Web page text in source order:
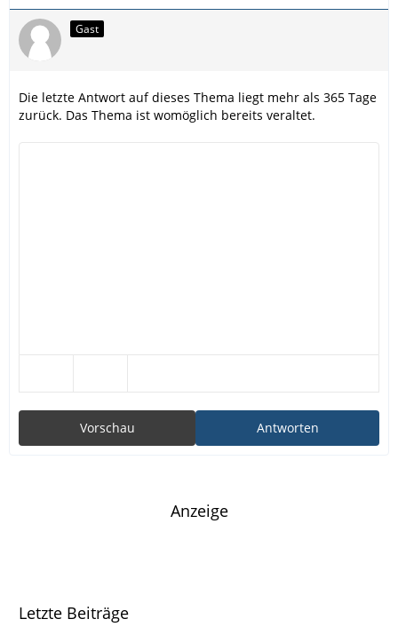
Gast
Die letzte Antwort auf dieses Thema liegt mehr als 365 Tage
zurück. Das Thema ist womöglich bereits veraltet.
Antworten
Vorschau
Anzeige
Letzte Beiträge